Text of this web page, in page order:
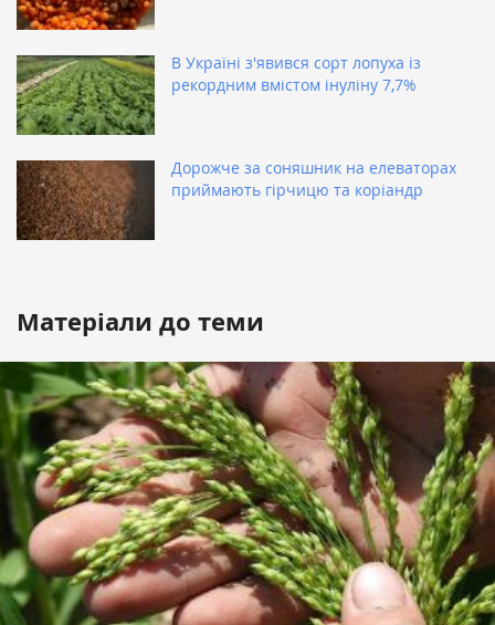
В Україні з'явився сорт лопуха із
рекордним вмістом інуліну 7,7%
Дорожче за соняшник на елеваторах
приймають гірчицю та коріандр
Матеріали до теми